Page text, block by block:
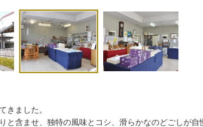
1
きました。
含ませ、独特の風味とコシ、滑らかなのどごしが自